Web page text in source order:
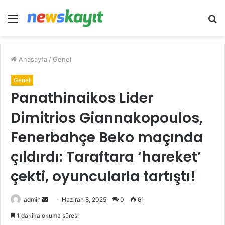
Menü
Anasayfa / Genel
Genel
Panathinaikos Lider
Dimitrios Giannakopoulos,
Fenerbahçe Beko maçında
çıldırdı: Taraftara ‘hareket’
çekti, oyuncularla tartıştı!
admin
Bir
Haziran 8, 2025 0 61
1 dakika okuma süresi